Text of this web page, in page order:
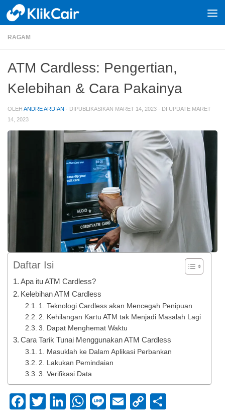
Skip to content
RAGAM
ATM Cardless: Pengertian,
Kelebihan & Cara Pakainya
OLEH ANDRE ARDIAN · DIPUBLIKASIKAN MARET 14, 2023 · DI UPDATE MARET
14, 2023
Daftar Isi
Apa itu ATM Cardless?
Kelebihan ATM Cardless
1. Teknologi Cardless akan Mencegah Penipuan
2. Kehilangan Kartu ATM tak Menjadi Masalah Lagi
3. Dapat Menghemat Waktu
Cara Tarik Tunai Menggunakan ATM Cardless
1. Masuklah ke Dalam Aplikasi Perbankan
2. Lakukan Pemindaian
3. Verifikasi Data
Facebook
TwitterLinkedIn
WhatsApp
LineEmailCopy